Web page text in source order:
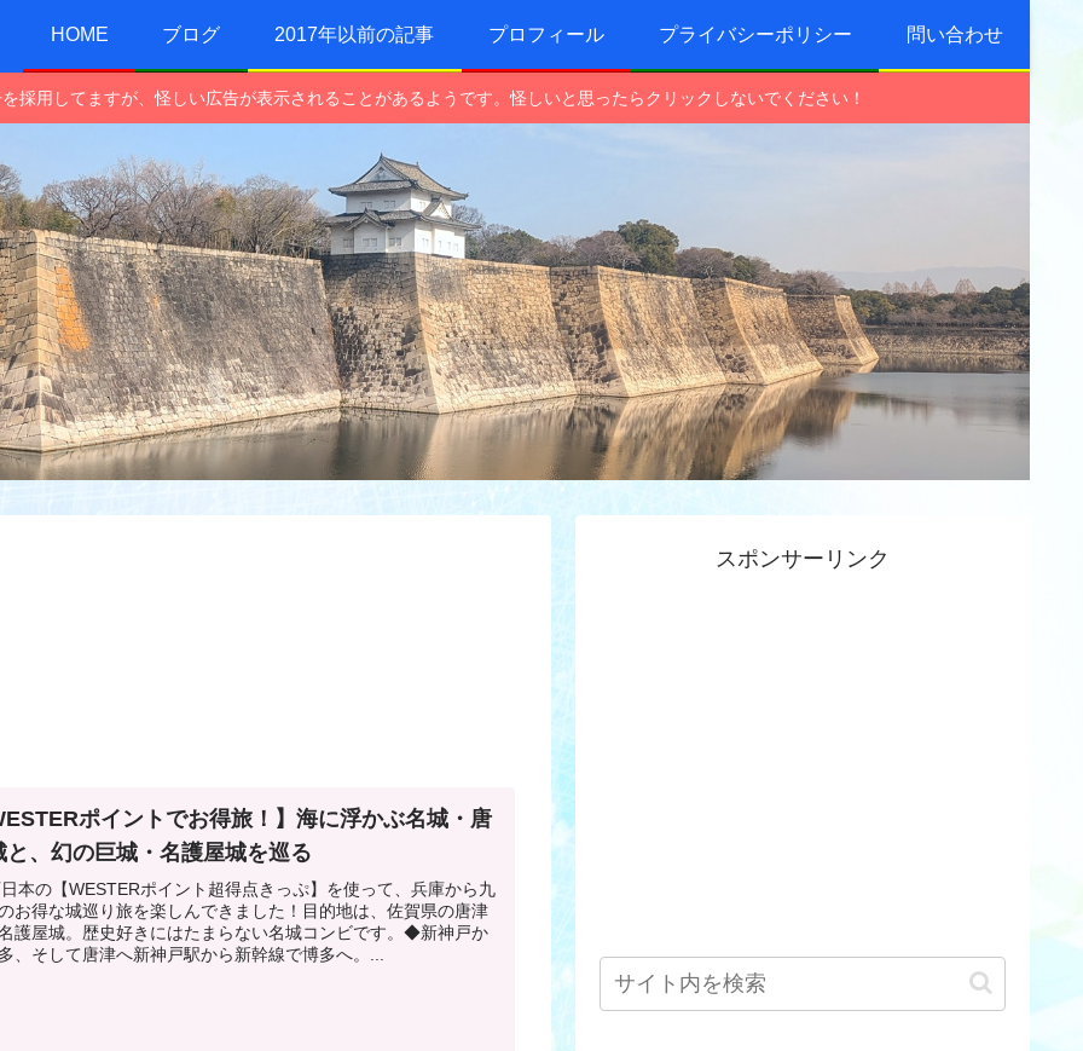
HOME ブログ 2017年以前の記事 プロフィール プライバシーポリシー 問い合わせ
採用してますが、怪しい広告が表示されることがあるようです。怪しいと思ったらクリックしないでください！
ポイントでお得旅！】海に浮かぶ名城・唐
と、幻の巨城・名護屋城を巡る
本の【WESTERポイント超得点きっぷ】を使って、兵庫から九
お得な城巡り旅を楽しんできました！目的地は、佐賀県の唐津
護屋城。歴史好きにはたまらない名城コンビです。◆新神戸か
、そして唐津へ新神戸駅から新幹線で博多へ。...
スポンサーリンク